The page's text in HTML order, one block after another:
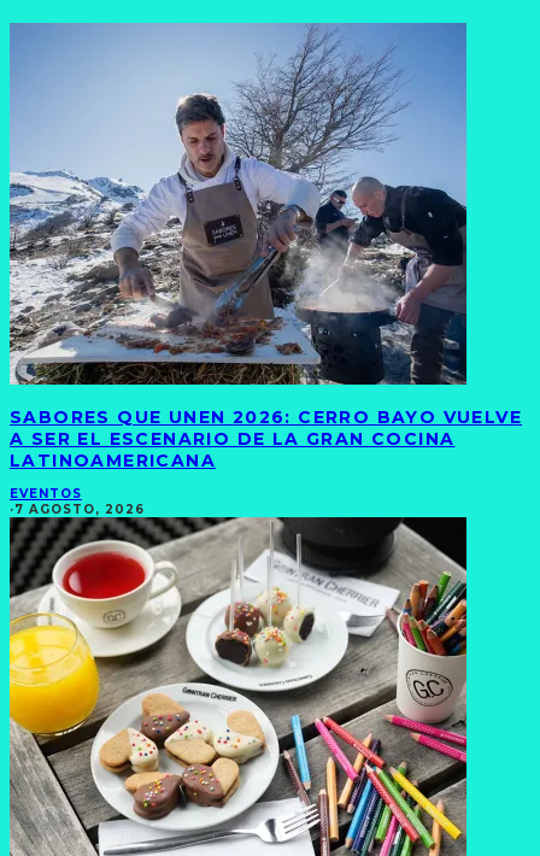
SABORES QUE UNEN 2026: CERRO BAYO VUELVE
A SER EL ESCENARIO DE LA GRAN COCINA
LATINOAMERICANA
EVENTOS
·7 AGOSTO, 2026